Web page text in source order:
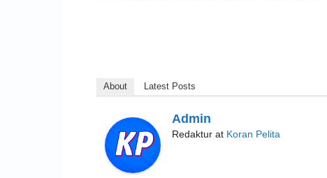
About Latest Posts
Admin
Redaktur at Koran Pelita